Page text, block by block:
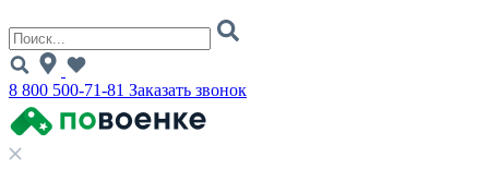
8 800 500-71-81 Заказать звонок